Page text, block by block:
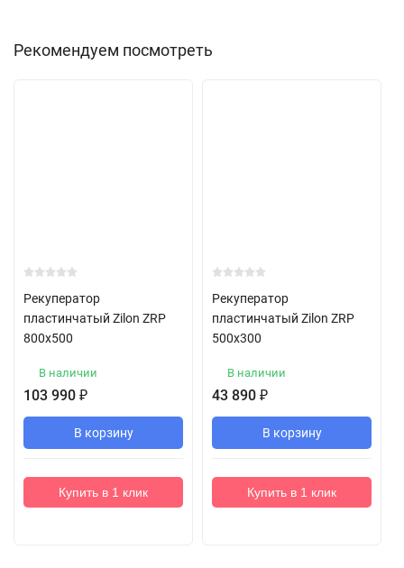
Рекомендуем посмотреть
Рекуператор
пластинчатый Zilon ZRP
800x500
В наличии
103 990 ₽
В корзину
Купить в 1 клик
Рекуператор
пластинчатый Zilon ZRP
500x300
В наличии
43 890 ₽
В корзину
Купить в 1 клик